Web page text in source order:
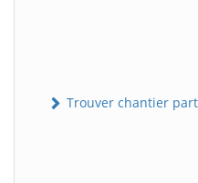
Trouver chantier